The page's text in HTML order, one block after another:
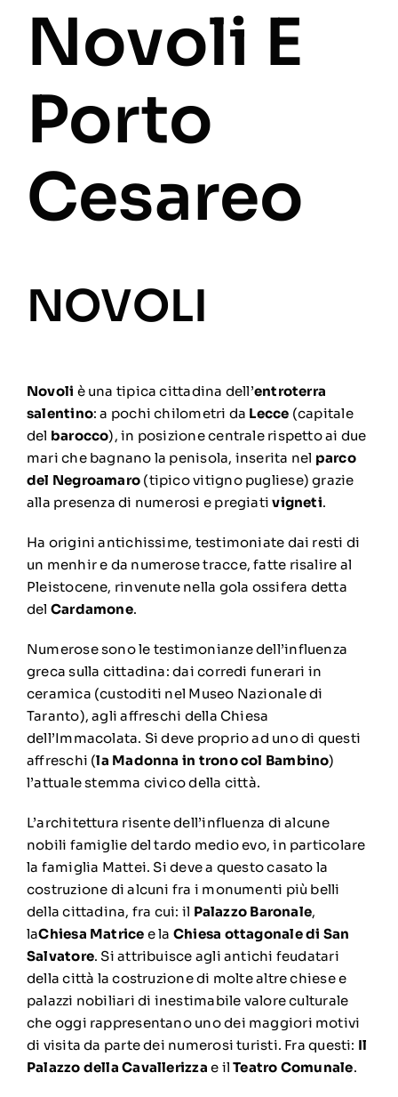
Novoli E
Porto
Cesareo
NOVOLI
Novoli è una tipica cittadina dell’entroterra
salentino: a pochi chilometri da Lecce (capitale
del barocco), in posizione centrale rispetto ai due
mari che bagnano la penisola, inserita nel parco
del Negroamaro (tipico vitigno pugliese) grazie
alla presenza di numerosi e pregiativigneti.
Ha origini antichissime, testimoniate dai resti di
un menhir e da numerose tracce, fatte risalire al
Pleistocene, rinvenute nella gola ossifera detta
del Cardamone.
Numerose sono le testimonianze dell’influenza
greca sulla cittadina: dai corredi funerari in
ceramica (custoditi nel Museo Nazionale di
Taranto), agli affreschi della Chiesa
dell’Immacolata. Si deve proprio ad uno di questi
affreschi (la Madonna in trono col Bambino)
l’attuale stemma civico della città.
L’architettura risente dell’influenza di alcune
nobili famiglie del tardo medio evo, in particolare
la famiglia Mattei. Si deve a questo casato la
costruzione di alcuni fra i monumenti più belli
della cittadina, fra cui: il Palazzo Baronale,
laChiesa Matrice e la Chiesa ottagonale di San
Salvatore. Si attribuisce agli antichi feudatari
della città la costruzione di molte altre chiese e
palazzi nobiliari di inestimabile valore culturale
che oggi rappresentano uno dei maggiori motivi
di visita da parte dei numerosi turisti. Fra questi: Il
Palazzo della Cavallerizza e ilTeatro Comunale.